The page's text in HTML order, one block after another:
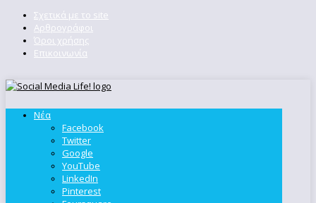
Σχετικά με το site
Αρθρογράφοι
Όροι χρήσης
Επικοινωνία
Νέα
Facebook
Twitter
Google
YouTube
LinkedIn
Pinterest